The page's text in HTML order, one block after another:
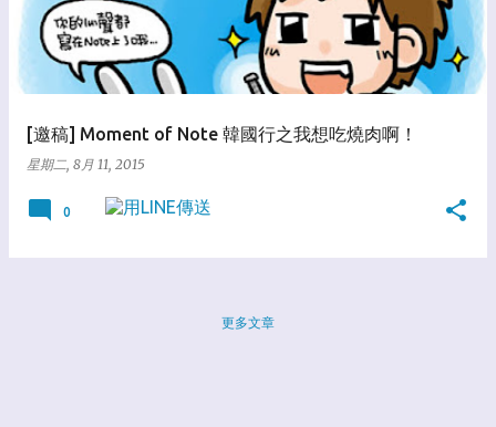
[邀稿] Moment of Note 韓國行之我想吃燒肉啊！
星期二, 8月 11, 2015
0
更多文章